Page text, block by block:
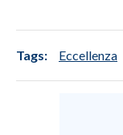
Tags: Eccellenza